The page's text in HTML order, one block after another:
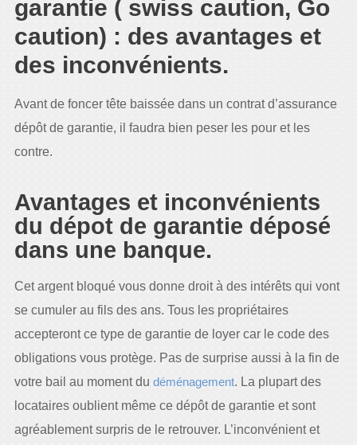
garantie ( swiss caution, Go
caution) : des avantages et
des inconvénients.
Avant de foncer tête baissée dans un contrat d’assurance
dépôt de garantie, il faudra bien peser les pour et les
contre.
Avantages et inconvénients
du dépot de garantie déposé
dans une banque.
Cet argent bloqué vous donne droit à des intérêts qui vont
se cumuler au fils des ans. Tous les propriétaires
accepteront ce type de garantie de loyer car le code des
obligations vous protège. Pas de surprise aussi à la fin de
votre bail au moment du déménagement. La plupart des
locataires oublient même ce dépôt de garantie et sont
agréablement surpris de le retrouver. L’inconvénient et